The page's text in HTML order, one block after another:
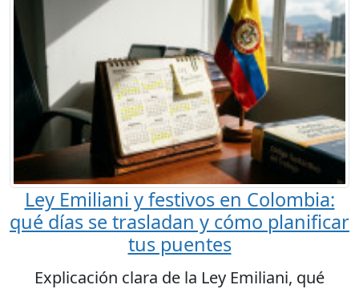
Ley Emiliani y festivos en Colombia:
qué días se trasladan y cómo planificar
tus puentes
Explicación clara de la Ley Emiliani, qué